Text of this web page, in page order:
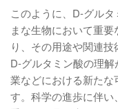
このように、D-グル
まな生物において重
り、その用途や関連技
D-グルタミン酸の理
業などにおける新たな
す。科学の進歩に伴